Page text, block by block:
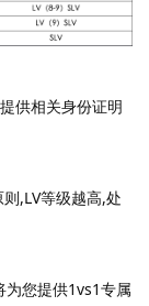
供相关身份证明
,LV等级越高,处
为您提供1vs1专属